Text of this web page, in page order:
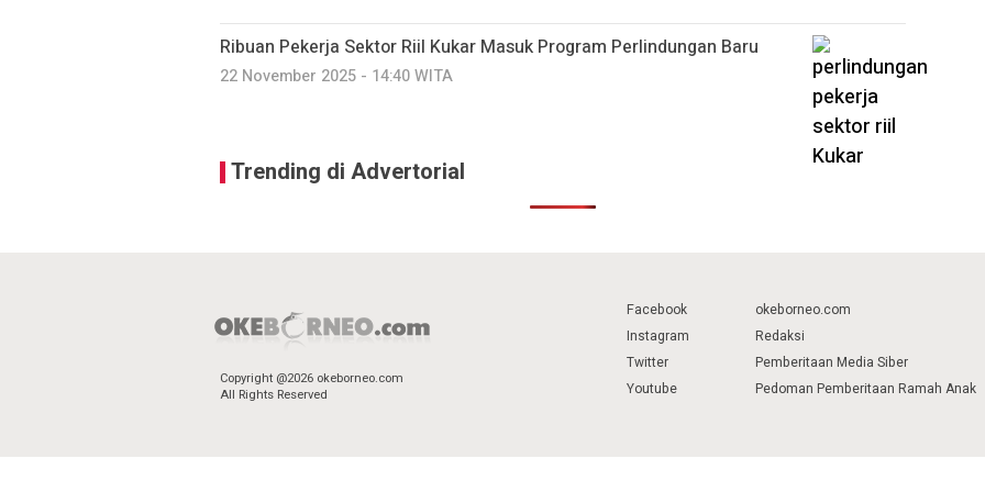
Ribuan Pekerja Sektor Riil Kukar Masuk Program Perlindungan Baru
22 November 2025 - 14:40 WITA
Trending di Advertorial
Copyright @2026 okeborneo.com
All Rights Reserved
Facebook
Instagram
Twitter
Youtube
okeborneo.com
Redaksi
Pemberitaan Media Siber
Pedoman Pemberitaan Ramah Anak